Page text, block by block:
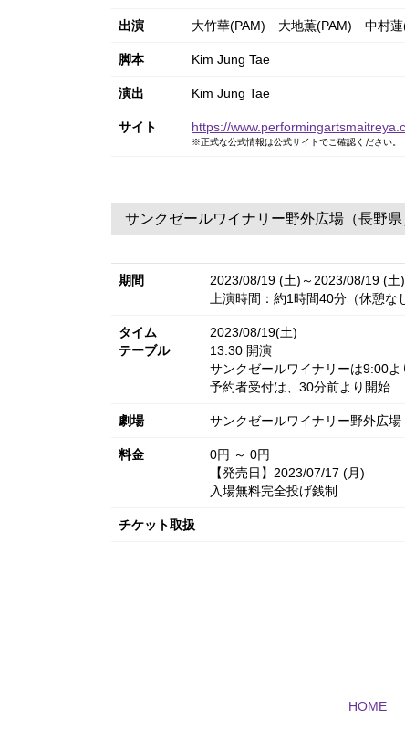
出演 大竹華(PAM) 大地薫(PAM) 中村
脚本 Kim Jung Tae
演出 Kim Jung Tae
サイト https://
※正式な公式情報は公式サイトでご確認ください。
サンクゼールワイナリー野外広場（長野県
期間
2023/08/19 (土)～2023/08/19 (土)
上演時間：約1時間40分（休憩な
タイム
テーブル
2023/08/19(土)
13:30 開演
サンクゼールワイナリーは9:00よ
予約者受付は、30分前より開始
劇場 サンクゼールワイナリー野外広場
料金
0円 ～ 0円
【発売日】2023/07/17 (月)
入場無料完全投げ銭制
チケット取扱
HOME